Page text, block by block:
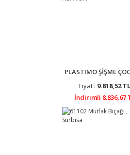
PLASTIMO ŞİŞME
Fiyat : 9.818,52 TL
İndirimli 8.836,67